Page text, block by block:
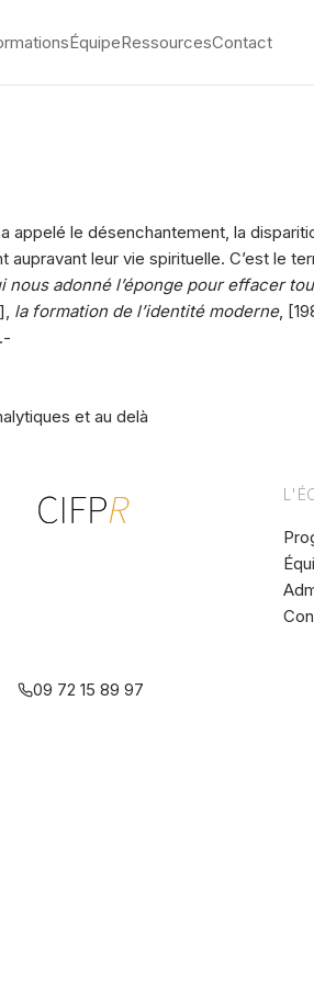
ÉquipeRessourcesContact
le désenchantement, la
leur vie spirituelle. C’est le
adonné l’éponge pour effacer
la formation de l’identité moderne,
et au delà
09 72 15 89 97